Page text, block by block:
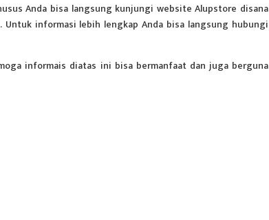
Anda bisa langsung kunjungi website Alupstore disana
Untuk informasi lebih lengkap Anda bisa langsung hubungi
informais diatas ini bisa bermanfaat dan juga berguna